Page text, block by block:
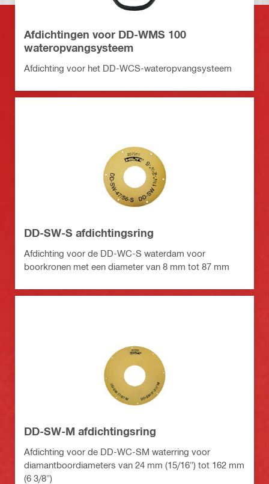
Afdichtingen voor DD-WMS 100
wateropvangsysteem
Afdichting voor het DD-WCS-wateropvangsysteem
DD-SW-S afdichtingsring
Afdichting voor de DD-WC-S waterdam voor
boorkronen met een diameter van 8 mm tot 87 mm
DD-SW-M afdichtingsring
Afdichting voor de DD-WC-SM waterring voor
diamantboordiameters van 24 mm (15/16") tot 162 mm
(6 3/8")